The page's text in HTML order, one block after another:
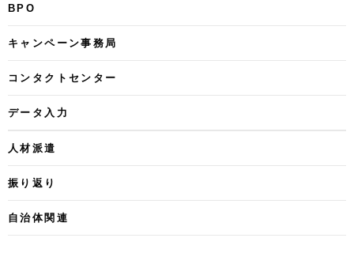
BPO
キャンペーン事務局
コンタクトセンター
データ入力
人材派遣
振り返り
自治体関連